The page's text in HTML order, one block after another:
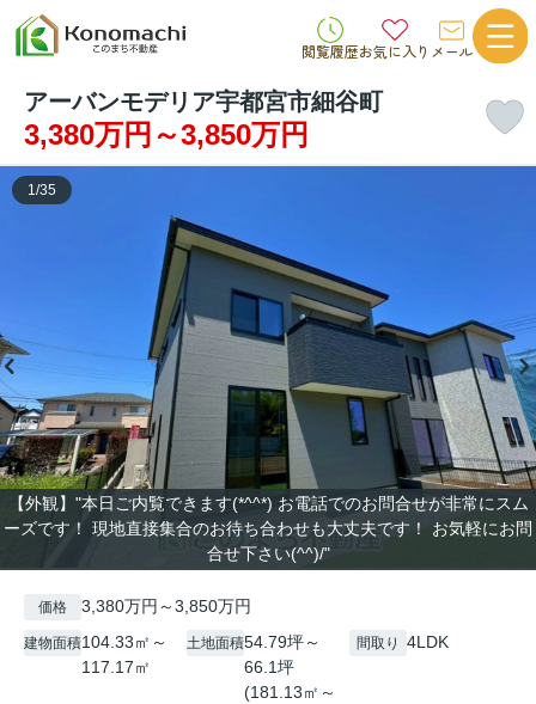
閲覧履歴お気に入り メール
アーバンモデリア宇都宮市細谷町
3,380万円～3,850万円
【外観】"本日ご内覧できます(*^^*) お電話でのお問合せが非常にスム
ーズです！ 現地直接集合のお待ち合わせも大丈夫です！ お気軽にお問
合せ下さい(^^)/"
1 /35
価格 3,380万円～3,850万円
建物面積104.33㎡～
117.17㎡
土地面積54.79坪～
66.1坪
(181.13㎡～
間取り 4LDK